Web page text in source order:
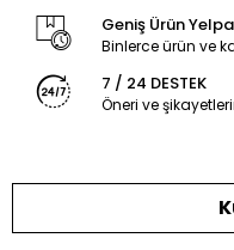
Geniş Ürün
Binlerce ürün ve
7 / 24 DESTEK
Öneri ve